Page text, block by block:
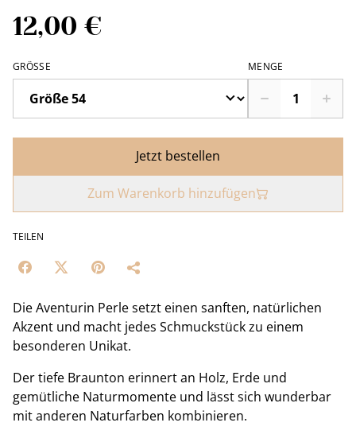
12,00 €
GRÖSSE MENGE
Jetzt bestellen
Zum Warenkorb hinzufügen
TEILEN
Die Aventurin Perle setzt einen sanften, natürlichen
Akzent und macht jedes Schmuckstück zu einem
besonderen Unikat.
Der tiefe Braunton erinnert an Holz, Erde und
gemütliche Naturmomente und lässt sich wunderbar
mit anderen Naturfarben kombinieren.